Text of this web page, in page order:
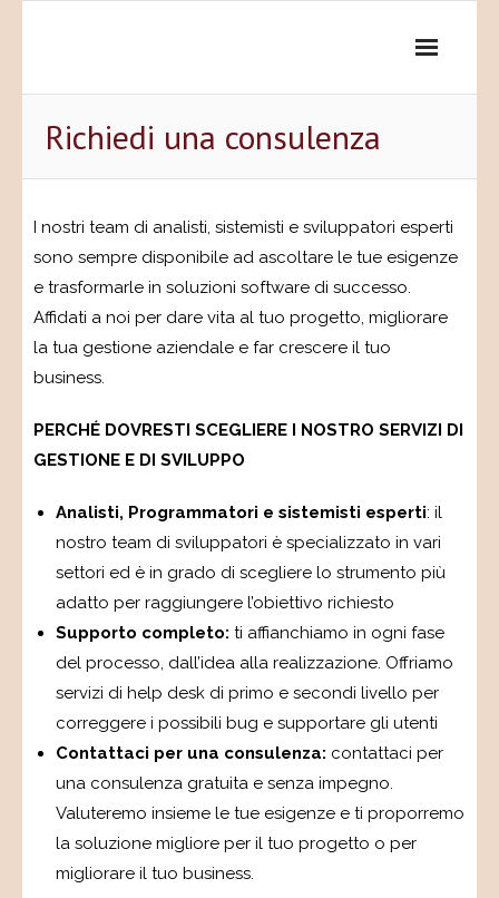
Richiedi una consulenza
I nostri team di analisti, sistemisti e sviluppatori esperti
sono sempre disponibile ad ascoltare le tue esigenze
e trasformarle in soluzioni software di successo.
Affidati a noi per dare vita al tuo progetto, migliorare
la tua gestione aziendale e far crescere il tuo
business.
PERCHÉ DOVRESTI SCEGLIERE I NOSTRO SERVIZI DI
GESTIONE E DI SVILUPPO
Analisti, Programmatori e sistemisti esperti: il
nostro team di sviluppatori è specializzato in vari
settori ed è in grado di scegliere lo strumento più
adatto per raggiungere l’obiettivo richiesto
Supporto completo: ti affianchiamo in ogni fase
del processo, dall’idea alla realizzazione. Offriamo
servizi di help desk di primo e secondi livello per
correggere i possibili bug e supportare gli utenti
Contattaci per una consulenza: contattaci per
una consulenza gratuita e senza impegno.
Valuteremo insieme le tue esigenze e ti proporremo
la soluzione migliore per il tuo progetto o per
migliorare il tuo business.